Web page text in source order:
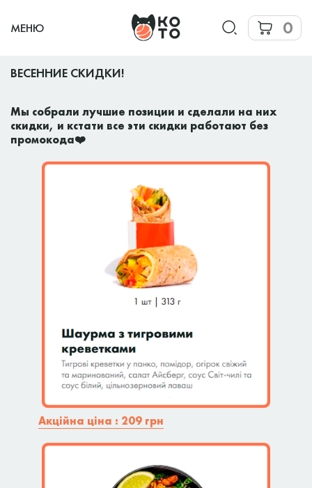
МЕНЮ 0
ВЕСЕННИЕ СКИДКИ!
Мы собрали лучшие позиции и сделали на них
скидки, и кстати все эти скидки работают без
промокода❤️
Акційна ціна : 209 грн